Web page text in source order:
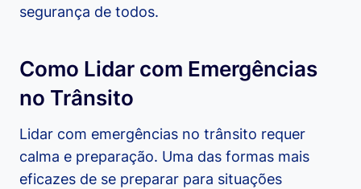
segurança de todos.
Como Lidar com Emergências
no Trânsito
Lidar com emergências no trânsito requer
calma e preparação. Uma das formas mais
eficazes de se preparar para situações